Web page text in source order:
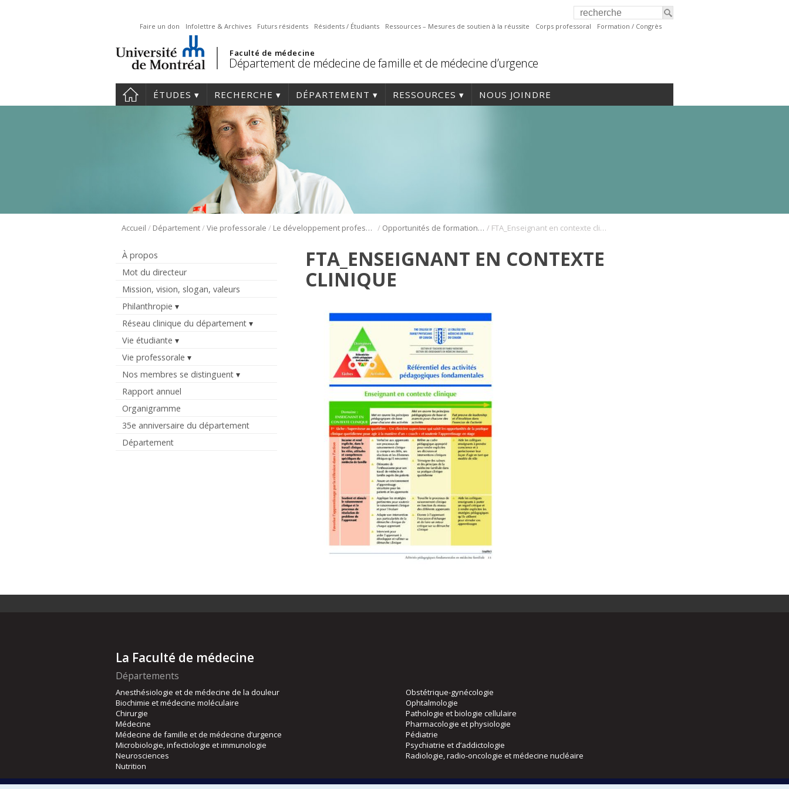
Faire un don Infolettre & Archives Futurs résidents Résidents / Étudiants Ressources – Mesures de soutien à la réussite Corps professoral Formation / Congrès
Faculté de médecine
Département de médecine de famille et de médecine d’urgence
ÉTUDES RECHERCHE DÉPARTEMENT RESSOURCES NOUS JOINDRE
Accueil / Département/Vie professorale / Le développement professoral / Opportunités de formation professorale / FTA_Enseignant en contexte clinique
À propos
Mot du directeur
Mission, vision, slogan, valeurs
Philanthropie
Réseau clinique du département
Vie étudiante
Vie professorale
Nos membres se distinguent
Rapport annuel
Organigramme
35e anniversaire du département
Département
FTA_ENSEIGNANT EN CONTEXTE
CLINIQUE
La Faculté de médecine
Départements
Anesthésiologie et de médecine de la douleur
Biochimie et médecine moléculaire
Chirurgie
Médecine
Médecine de famille et de médecine d’urgence
Microbiologie, infectiologie et immunologie
Neurosciences
Nutrition
Obstétrique-gynécologie
Ophtalmologie
Pathologie et biologie cellulaire
Pharmacologie et physiologie
Pédiatrie
Psychiatrie et d’addictologie
Radiologie, radio-oncologie et médecine nucléaire